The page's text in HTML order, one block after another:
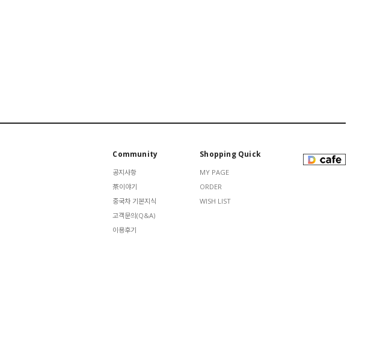
Community
공지사항
茶이야기
중국차 기본지식
고객문의(Q&A)
이용후기
Shopping Quick
MY PAGE
ORDER
WISH LIST